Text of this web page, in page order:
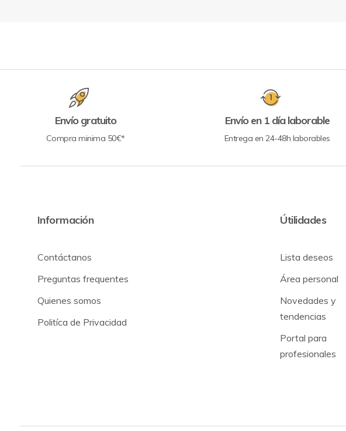
Envío gratuito
Compra minima 50€*
Envío en 1 día laborable
Entrega en 24-48h laborables
Información
Contáctanos
Preguntas frequentes
Quienes somos
Politíca de Privacidad
Útilidades
Lista deseos
Área personal
Novedades y
tendencias
Portal para
profesionales